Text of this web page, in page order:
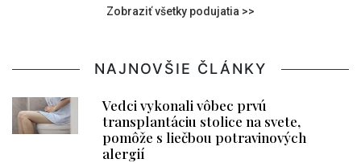
Zobraziť všetky podujatia >>
NAJNOVŠIE ČLÁNKY
Vedci vykonali vôbec prvú
transplantáciu stolice na svete,
pomôže s liečbou potravinových
alergií